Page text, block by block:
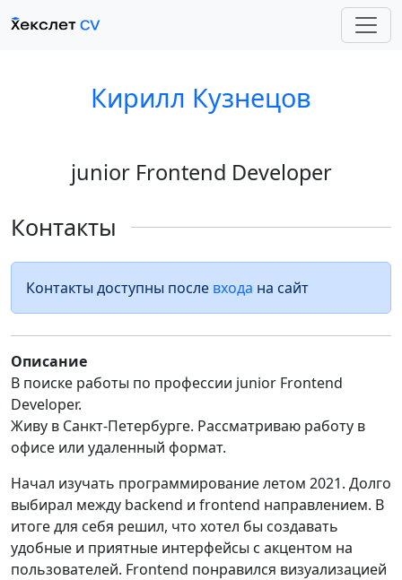
Кирилл Кузнецов
junior Frontend Developer
Контакты
Контакты доступны после входа на сайт
Описание
В поиске работы по профессии junior Frontend
Developer.
Живу в Санкт-Петербурге. Рассматриваю работу в
офисе или удаленный формат.
Начал изучать программирование летом 2021. Долго
выбирал между backend и frontend направлением. В
итоге для себя решил, что хотел бы создавать
удобные и приятные интерфейсы с акцентом на
пользователей. Frontend понравился визуализацией